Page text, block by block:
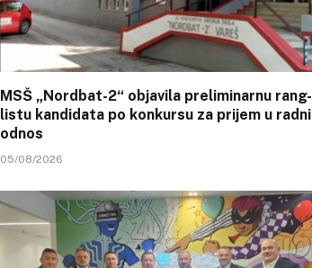
MSŠ „Nordbat-2“ objavila preliminarnu rang-
listu kandidata po konkursu za prijem u radni
odnos
05/08/2026